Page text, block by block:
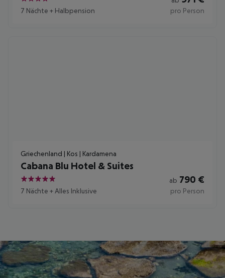
4
7 Nächte + Halbpension pro Person
Griechenland | Kos | Kardamena
Cabana Blu Hotel & Suites
5
7 Nächte + Alles Inklusive
ab 790 €
pro Person